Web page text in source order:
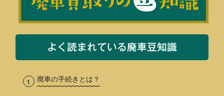
よく読まれている廃車豆知識
廃車の手続きとは？